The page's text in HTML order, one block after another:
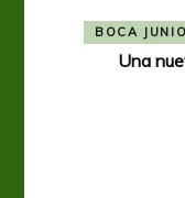
BOCA
Una